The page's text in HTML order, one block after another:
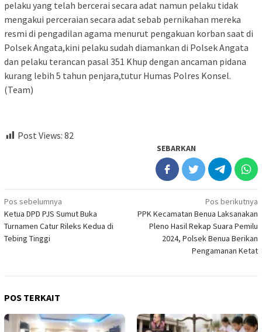
pelaku yang telah bercerai secara adat namun pelaku tidak
mengakui perceraian secara adat sebab pernikahan mereka
resmi di pengadilan agama menurut pengakuan korban saat di
Polsek Angata,kini pelaku sudah diamankan di Polsek Angata
dan pelaku terancan pasal 351 Khup dengan ancaman pidana
kurang lebih 5 tahun penjara,tutur Humas Polres Konsel.
(Team)
Post Views: 82
SEBARKAN
Navigasi
pos
Pos sebelumnya
Ketua DPD PJS Sumut Buka
Turnamen Catur Rileks Kedua di
Tebing Tinggi
Pos berikutnya
PPK Kecamatan Benua Laksanakan
Pleno Hasil Rekap Suara Pemilu
2024, Polsek Benua Berikan
Pengamanan Ketat
POS TERKAIT